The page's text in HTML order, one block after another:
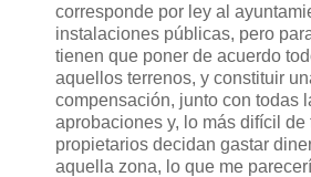
corresponde por ley al
instalaciones públicas, pero
tienen que poner de acuerdo
aquellos terrenos, y constituir
compensación, junto con todas
aprobaciones y, lo más difícil de
propietarios decidan gastar
aquella zona, lo que me